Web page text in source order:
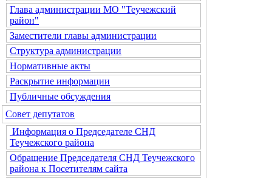
Глава администрации МО "Теучежский
район"
Заместители главы администрации
Структура администрации
Нормативные акты
Раскрытие информации
Публичные обсуждения
Совет депутатов
Информация о Председателе СНД
Теучежского района
Обращение Председателя СНД Теучежского
района к Посетителям сайта